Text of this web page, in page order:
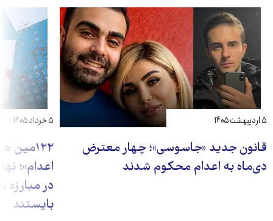
قانون جدید «جاسوسی»؛ چهار معترض
دی‌ماه به اعدام محکوم شدند
۵ اردیبهشت ۱۴۰۵
اعدام»؛
در مبارزه
بایستند
۵ خرداد ۱۴۰۵